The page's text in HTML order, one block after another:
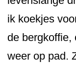
ik koekjes
de bergkoffie,
weer op pad.